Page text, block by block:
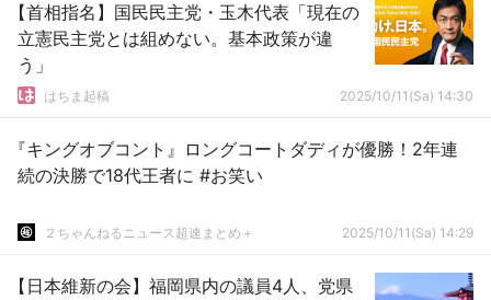
【首相指名】国民民主党・玉木代表「現在の
立憲民主党とは組めない。基本政策が違
う」
はちま起稿 2025/10/11(Sa) 14:30
『キングオブコント』ロングコートダディが優勝！2年連
続の決勝で18代王者に #お笑い
２ちゃんねるニュース超速まとめ＋ 2025/10/11(Sa) 14:29
【日本維新の会】福岡県内の議員4人、党県